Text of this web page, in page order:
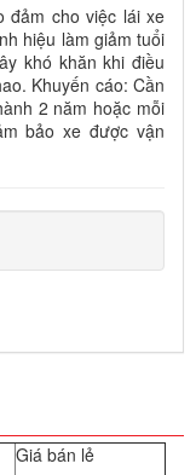
đảm cho việc lái xe
hiệu làm giảm tuổi
khó khăn khi điều
Khuyến cáo: Cần
2 năm hoặc mỗi
bảo xe được vận
Giá bán lẻ